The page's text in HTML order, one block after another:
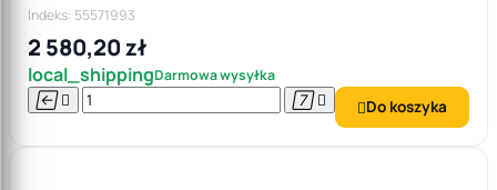
Indeks: 55571993
2 580,20 zł
local_shippingDarmowa wysyłka
    Do koszyka